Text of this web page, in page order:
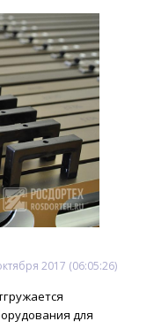
2017 (06:05:26)
для